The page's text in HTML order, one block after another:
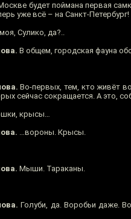
будет поймана первая
уже всё – на Санкт-Петербург!
Сулико, да?..
В общем, городская фауна
Во-первых, тем, кто живёт
сейчас сокращается. А это,
крысы…
…вороны. Крысы.
Мыши. Тараканы.
Голуби, да. Воробьи даже.